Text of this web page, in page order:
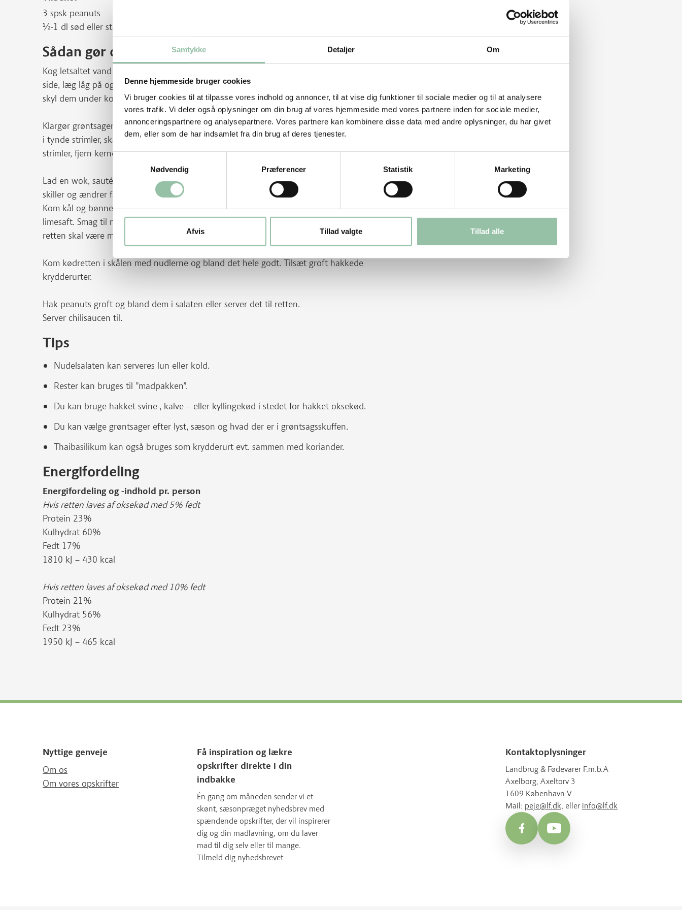
Samtykke Detaljer Om
Denne hjemmeside bruger cookies
Vi bruger cookies til at tilpasse vores indhold og annoncer, til at vise dig funktioner til sociale medier og til at analysere
vores trafik. Vi deler også oplysninger om din brug af vores hjemmeside med vores partnere inden for sociale medier,
annonceringspartnere og analysepartnere. Vores partnere kan kombinere disse data med andre oplysninger, du har givet
dem, eller som de har indsamlet fra din brug af deres tjenester.
Samtykkevalg
Nødvendig
Præferencer Statistik Marketing
Afvis Tillad valgte Tillad alle
3 spsk peanuts
½-1 dl sød eller stærk chilisauce
Sådan gør du
Kog letsaltet vand i en bred gryde. Læg nudlerne i vandet. Sluk for gryden, sæt den til
side, læg låg på og lad nudlerne stå ca. 5 minutter til de er møre. Hæld dem i en si, og
skyl dem under koldt vand. Stil dem til side i en stor skål.
Klargør grøntsagerne: Hak hvidløg fint, skær løget i tynde både eller små tern, skær kålen
i tynde strimler, skær evt. bønnerne i 3-5 cm lange stykker, skær peberfrugten i tynde
strimler, fjern kerner og mellemvægge på chilien og hak den fint.
Lad en wok, sautérpande eller en dyb pande blive varm. Tilsæt kødet og vend det, til det
skiller og ændrer farve. Tilsæt hvidløg og løg og steg nogle minutter ved stærk varme.
Kom kål og bønner i under omrøring og dernæst peberfrugt, chilisauce og 4-5 spsk
limesaft. Smag til med sukker og fiskesovs og lad retten stege 3-4 minutter mere. Hvis
retten skal være mere krydret, tilsæt chili til sidst.
Kom kødretten i skålen med nudlerne og bland det hele godt. Tilsæt groft hakkede
krydderurter.
Hak peanuts groft og bland dem i salaten eller server det til retten.
Server chilisaucen til.
Tips
Nudelsalaten kan serveres lun eller kold.
Rester kan bruges til ”madpakken”.
Du kan bruge hakket svine-, kalve – eller kyllingekød i stedet for hakket oksekød.
Du kan vælge grøntsager efter lyst, sæson og hvad der er i grøntsagsskuffen.
Thaibasilikum kan også bruges som krydderurt evt. sammen med koriander.
Energifordeling
Energifordeling og -indhold pr. person
Hvis retten laves af oksekød med 5% fedt
Protein 23%
Kulhydrat 60%
Fedt 17%
1810 kJ – 430 kcal
Hvis retten laves af oksekød med 10% fedt
Protein 21%
Kulhydrat 56%
Fedt 23%
1950 kJ – 465 kcal
Nyttige genveje
Om os
Om vores opskrifter
Få inspiration og lækre
opskrifter direkte i din
indbakke
Én gang om måneden sender vi et
skønt, sæsonpræget nyhedsbrev med
spændende opskrifter, der vil inspirerer
dig og din madlavning, om du laver
mad til dig selv eller til mange.
Tilmeld dig nyhedsbrevet
Kontaktoplysninger
Landbrug & Fødevarer F.m.b.A
Axelborg, Axeltorv 3
1609 København V
Mail: peje@lf.dk, eller info@lf.dk
FacebookYouTube